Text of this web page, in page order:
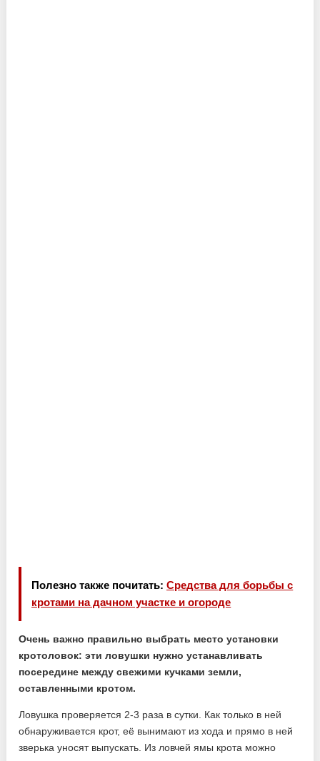
Полезно также почитать:Средства для борьбы с
кротами на дачном участке и огороде
Очень важно правильно выбрать место установки
кротоловок: эти ловушки нужно устанавливать
посередине между свежими кучками земли,
оставленными кротом.
Ловушка проверяется 2-3 раза в сутки. Как только в ней
обнаруживается крот, её вынимают из хода и прямо в ней
зверька уносят выпускать. Из ловчей ямы крота можно